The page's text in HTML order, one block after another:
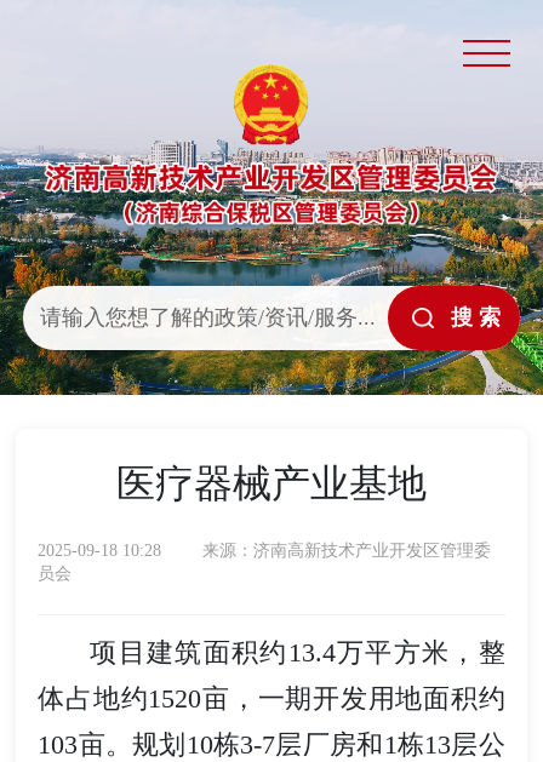
医疗器械产业基地
2025-09-18 10:28
来源：济南高新技术产业开发区管理委
员会
项目建筑面积约13.4万平方米，整
体占地约1520亩，一期开发用地面积约
103亩。规划10栋3-7层厂房和1栋13层公